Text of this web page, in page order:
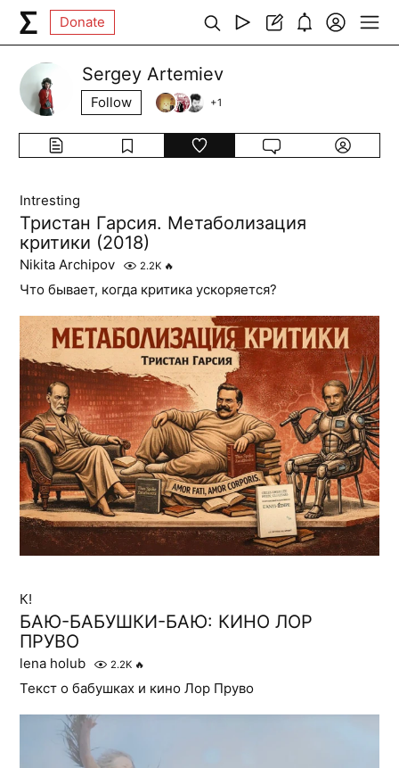
Donate
Sergey Artemiev
Follow +1
Intresting
Тристан Гарсия. Метаболизация
критики (2018)
Nikita Archipov 2.2K 🔥
Что бывает, когда критика ускоряется?
К!
БАЮ-БАБУШКИ-БАЮ: КИНО ЛОР
ПРУВО
lena holub 2.2K 🔥
Текст о бабушках и кино Лор Пруво